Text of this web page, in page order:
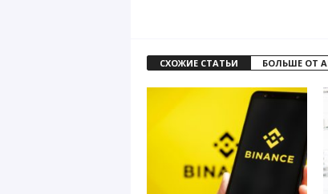
СХОЖИЕ СТАТЬИ БОЛЬШЕ ОТ